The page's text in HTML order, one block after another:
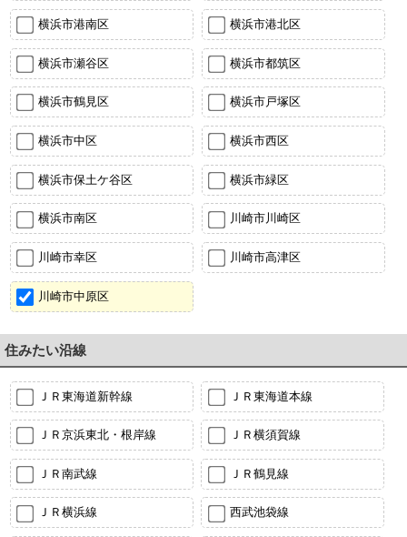
横浜市港南区 横浜市港北区
横浜市瀬谷区 横浜市都筑区
横浜市鶴見区 横浜市戸塚区
横浜市中区 横浜市西区
横浜市保土ケ谷区 横浜市緑区
横浜市南区 川崎市川崎区
川崎市幸区 川崎市高津区
川崎市中原区
住みたい沿線
ＪＲ東海道新幹線 ＪＲ東海道本線
ＪＲ京浜東北・根岸線 ＪＲ横須賀線
ＪＲ南武線 ＪＲ鶴見線
ＪＲ横浜線 西武池袋線